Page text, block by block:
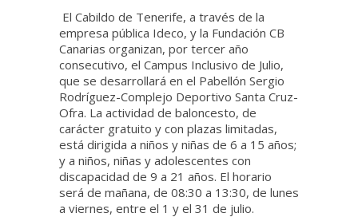
El Cabildo de Tenerife, a través de la
empresa pública Ideco, y la Fundación CB
Canarias organizan, por tercer año
consecutivo, el Campus Inclusivo de Julio,
que se desarrollará en el Pabellón Sergio
Rodríguez-Complejo Deportivo Santa Cruz-
Ofra. La actividad de baloncesto, de
carácter gratuito y con plazas limitadas,
está dirigida a niños y niñas de 6 a 15 años;
y a niños, niñas y adolescentes con
discapacidad de 9 a 21 años. El horario
será de mañana, de 08:30 a 13:30, de lunes
a viernes, entre el 1 y el 31 de julio.